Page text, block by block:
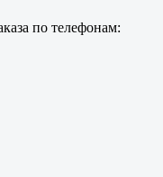
по телефонам: